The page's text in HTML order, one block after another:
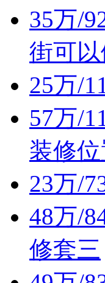
35万/
街可
25万/
57万/
装修
23万/
48万/
修套三